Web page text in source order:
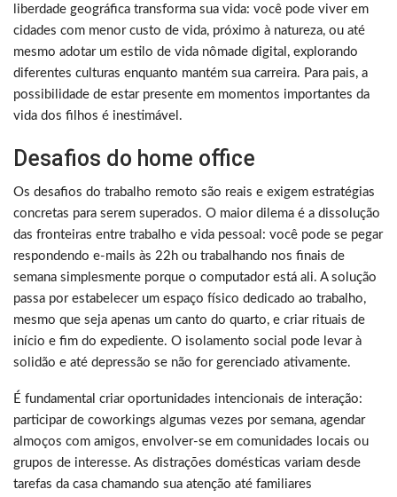
liberdade geográfica transforma sua vida: você pode viver em
cidades com menor custo de vida, próximo à natureza, ou até
mesmo adotar um estilo de vida nômade digital, explorando
diferentes culturas enquanto mantém sua carreira. Para pais, a
possibilidade de estar presente em momentos importantes da
vida dos filhos é inestimável.
Desafios do home office
Os desafios do trabalho remoto são reais e exigem estratégias
concretas para serem superados. O maior dilema é a dissolução
das fronteiras entre trabalho e vida pessoal: você pode se pegar
respondendo e-mails às 22h ou trabalhando nos finais de
semana simplesmente porque o computador está ali. A solução
passa por estabelecer um espaço físico dedicado ao trabalho,
mesmo que seja apenas um canto do quarto, e criar rituais de
início e fim do expediente. O isolamento social pode levar à
solidão e até depressão se não for gerenciado ativamente.
É fundamental criar oportunidades intencionais de interação:
participar de coworkings algumas vezes por semana, agendar
almoços com amigos, envolver-se em comunidades locais ou
grupos de interesse. As distrações domésticas variam desde
tarefas da casa chamando sua atenção até familiares